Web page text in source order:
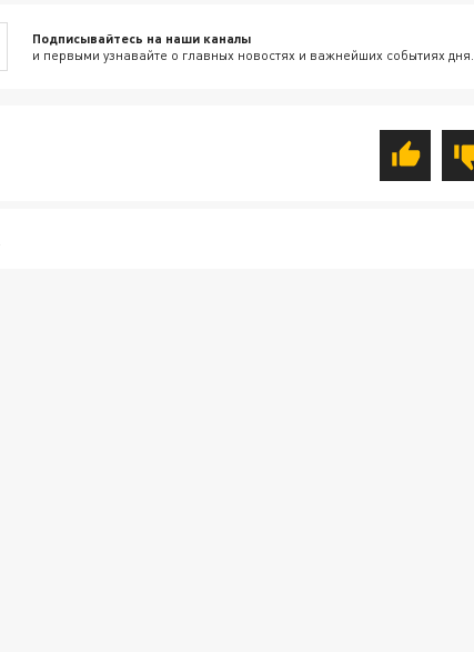
Подписывайтесь на наши каналы
и первыми узнавайте о главных новостях и важнейших событиях дня.